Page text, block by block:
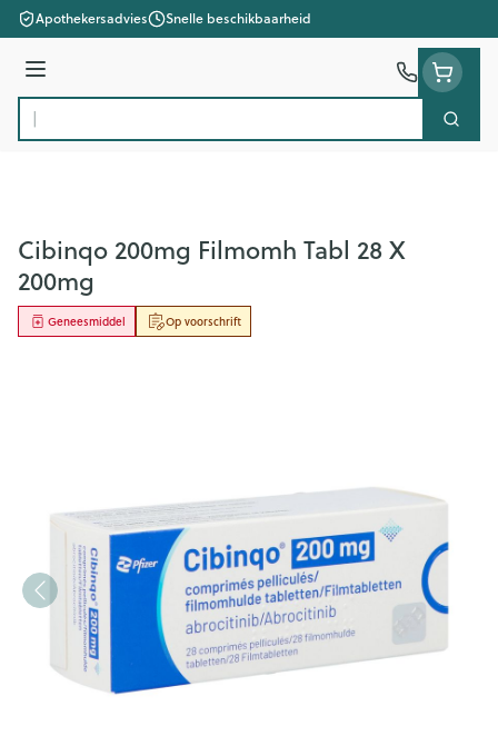
Ga naar de inhoud
Apothekersadvies Snelle beschikbaarheid
Menu
Product, merk, categorie... Zoek
Cibinqo 200mg Filmomh Tabl 28 X
200mg
Op voorschrift
Geneesmiddel